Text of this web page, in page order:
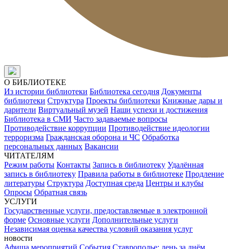
О БИБЛИОТЕКЕ
Из истории библиотеки Библиотека сегодня Документы
библиотеки Структура Проекты библиотеки Книжные дары и
дарители Виртуальный музей Наши успехи и достижения
Библиотека в СМИ Часто задаваемые вопросы
Противодействие коррупции Противодействие идеологии
терроризма Гражданская оборона и ЧС Обработка
персональных данных Вакансии
ЧИТАТЕЛЯМ
Режим работы Контакты Запись в библиотеку Удалённая
запись в библиотеку Правила работы в библиотеке Продление
литературы Структура Доступная среда Центры и клубы
Опросы Обратная связь
УСЛУГИ
Государственные услуги, предоставляемые в электронной
форме Основные услуги Дополнительные услуги
Независимая оценка качества условий оказания услуг
новости
Афиша мероприятий События Ставрополье: день за днём